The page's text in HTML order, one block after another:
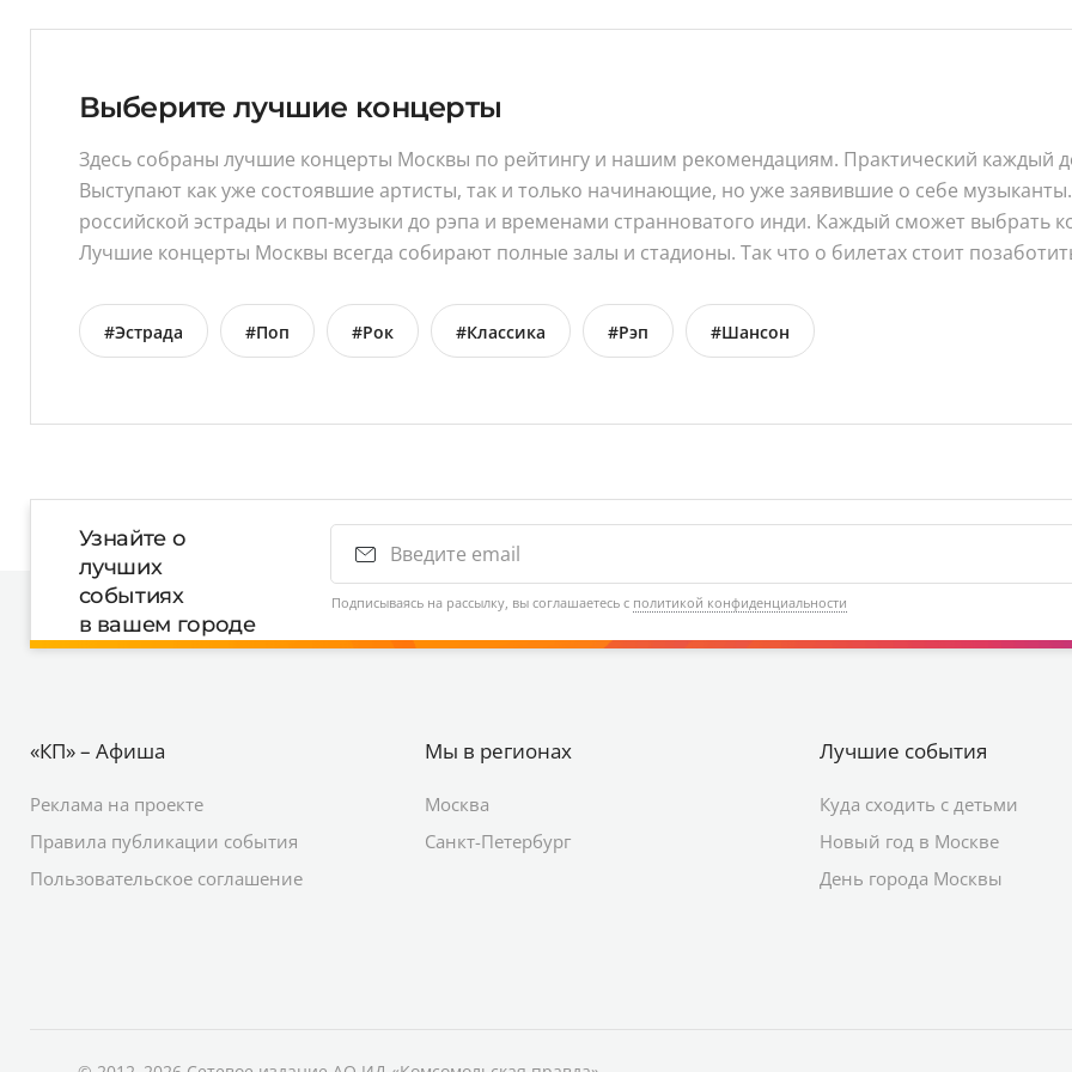
Выберите лучшие концерты
Здесь собраны лучшие концерты Москвы по рейтингу и нашим рекомендациям. Практический каждый
Выступают как уже состоявшие артисты, так и только начинающие, но уже заявившие о себе
российской эстрады и поп-музыки до рэпа и временами странноватого инди. Каждый сможет выбрать
Лучшие концерты Москвы всегда собирают полные залы и стадионы. Так что о билетах стоит
#Эстрада #Поп #Рок #Классика #Рэп #Шансон
Узнайте о
лучших
событиях
в вашем городе
Подписываясь на рассылку, вы соглашаетесь с политикой конфиденциальности
«КП» – Афиша
Реклама на проекте
Правила публикации события
Пользовательское соглашение
Мы в регионах
Москва
Санкт-Петербург
Лучшие события
Куда сходить с детьми
Новый год в Москве
День города Москвы